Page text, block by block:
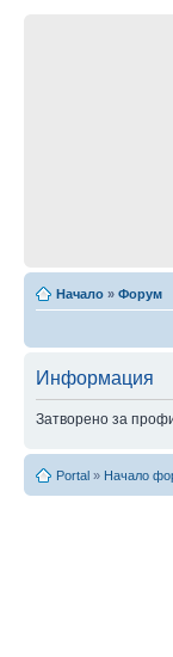
Начало » Форум
Информация
Затворено за
Portal » Начало